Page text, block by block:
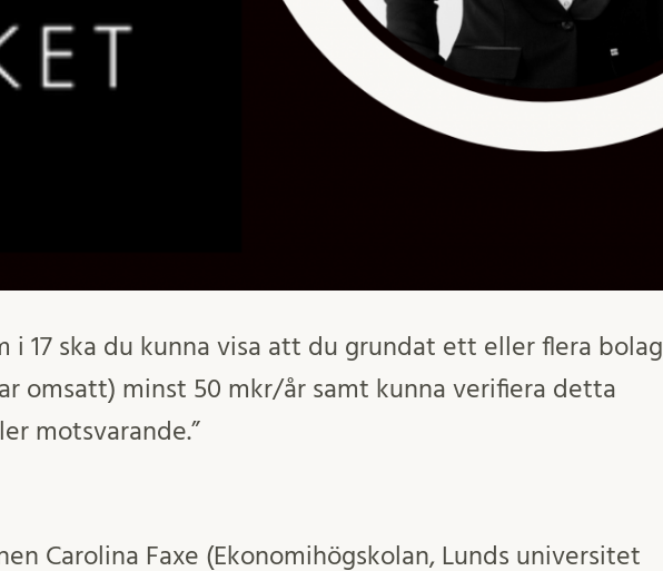
i 17 ska du kunna visa att du grundat ett eller flera bolag
omsatt) minst 50 mkr/år samt kunna verifiera detta
motsvarande.”
Carolina Faxe (Ekonomihögskolan, Lunds universitet